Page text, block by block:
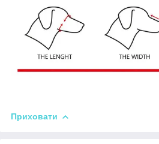
Приховати